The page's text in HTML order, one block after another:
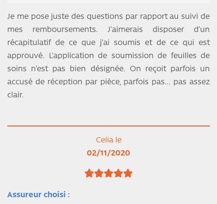
Je me pose juste des questions par rapport au suivi de
mes remboursements. J’aimerais disposer d’un
récapitulatif de ce que j’ai soumis et de ce qui est
approuvé. L’application de soumission de feuilles de
soins n’est pas bien désignée. On reçoit parfois un
accusé de réception par pièce, parfois pas... pas assez
clair.
Celia le
02/11/2020
Assureur choisi :